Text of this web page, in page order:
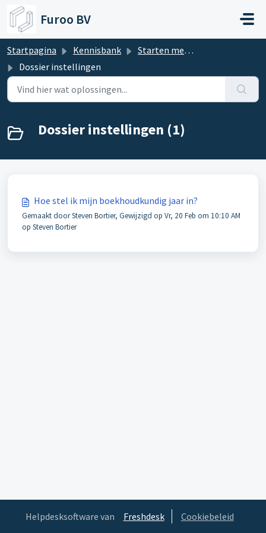
Doorgaan naar hoofdinhoud
Furoo BV
Startpagina Kennisbank
Starten met FUROO
Dossier instellingen
Dossier instellingen (1)
Hoe stel ik mijn boekhoudkundig jaar in?
Gemaakt door Steven Bortier, Gewijzigd op Vr, 20 Feb om 10:10 AM
op Steven Bortier
Helpdesksoftware van Freshdesk Cookiebeleid